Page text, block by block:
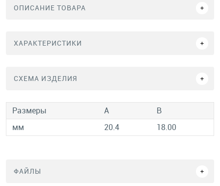
ОПИСАНИЕ ТОВАРА
ХАРАКТЕРИСТИКИ
СХЕМА ИЗДЕЛИЯ
Размеры A
B
мм
20.4 18.00
ФАЙЛЫ